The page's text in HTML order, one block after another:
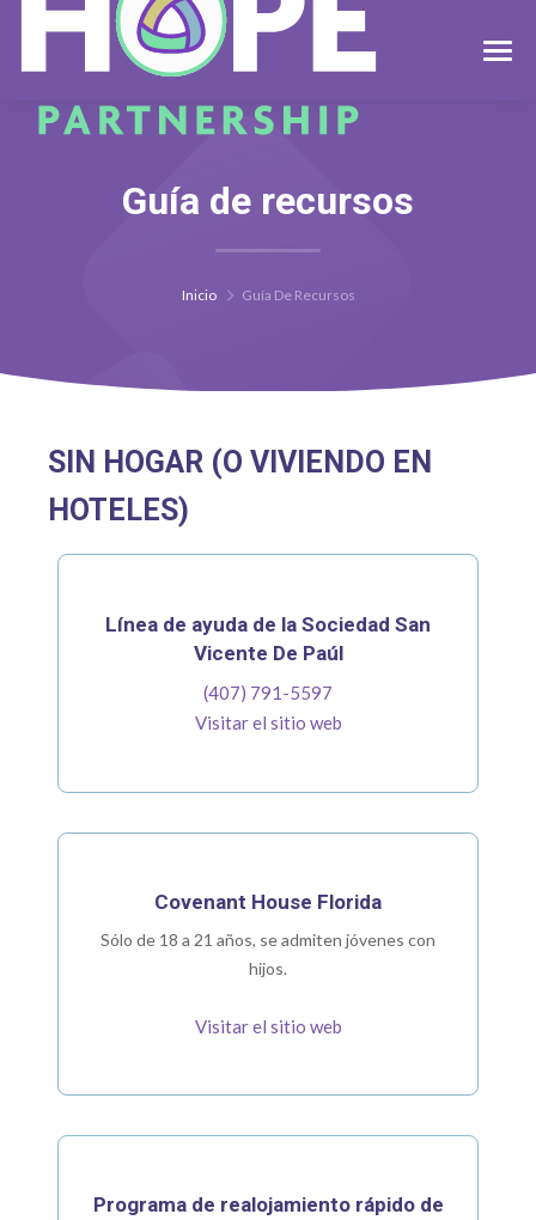
Guía de recursos
Inicio Guía De Recursos
SIN HOGAR (O VIVIENDO EN
HOTELES)
Línea de ayuda de la Sociedad San
Vicente De Paúl
(407) 791-5597
Visitar el sitio web
Covenant House Florida
Sólo de 18 a 21 años, se admiten jóvenes con
hijos.
Visitar el sitio web
Programa de realojamiento rápido de